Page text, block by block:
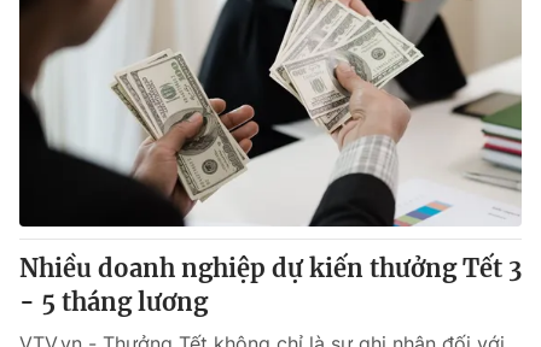
Nhiều doanh nghiệp dự kiến thưởng Tết 3
- 5 tháng lương